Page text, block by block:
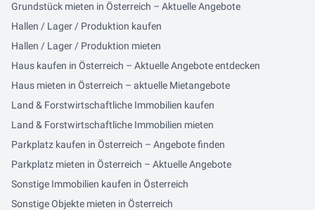
Grundstück mieten in Österreich – Aktuelle Angebote
Hallen / Lager / Produktion kaufen
Hallen / Lager / Produktion mieten
Haus kaufen in Österreich – Aktuelle Angebote entdecken
Haus mieten in Österreich – aktuelle Mietangebote
Land & Forstwirtschaftliche Immobilien kaufen
Land & Forstwirtschaftliche Immobilien mieten
Parkplatz kaufen in Österreich – Angebote finden
Parkplatz mieten in Österreich – Aktuelle Angebote
Sonstige Immobilien kaufen in Österreich
Sonstige Objekte mieten in Österreich